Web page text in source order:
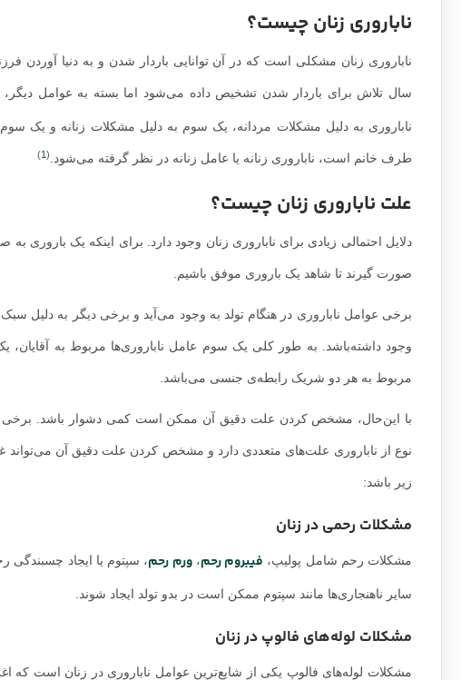
ناباروری زنان چیست؟
ناباروری زنان مشکلی است که در آن توانایی باردار شدن و به دنیا آوردن
سال تلاش برای باردار شدن تشخیص داده می‌شود اما بسته به عوامل دیگر،
ناباروری به دلیل مشکلات مردانه، یک سوم به دلیل مشکلات زنانه و یک
طرف خانم است، ناباروری زنانه یا عامل زنانه در نظر گرفته می‌شود. (
1
)
علت ناباروری زنان چیست؟
دلایل احتمالی زیادی برای ناباروری زنان وجود دارد. برای اینکه یک
صورت گیرند تا شاهد یک باروری موفق باشیم.
برخی عوامل ناباروری در هنگام تولد به وجود می‌آید و برخی دیگر به دلیل
وجود داشته‌باشد. به طور کلی یک سوم عامل ناباروری‌ها مربوط به
مربوط به هر دو شریک رابطه‌ی جنسی می‌باشد.
با این‌حال، مشخص کردن علت دقیق آن ممکن است کمی دشوار باشد. برخی از
نوع از ناباروری علت‌های متعددی دارد و مشخص کردن علت دقیق آن می‌تواند
زیر باشد:
مشکلات رحمی در زنان
مشکلات رحم شامل پولیپ، فیبروم رحم،ورم رحم، سپتوم یا ایجاد چسبندگی
سایر ناهنجاری‌ها مانند سپتوم ممکن است در بدو تولد ایجاد شوند.
مشکلات لوله‌های فالوپ در زنان
مشکلات لوله‌های فالوپ یکی از شایع‌ترین عوامل ناباروری در زنان است که